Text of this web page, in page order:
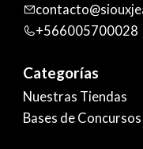
+566005700028
Categorías
Nuestras Tiendas
Bases de Concursos